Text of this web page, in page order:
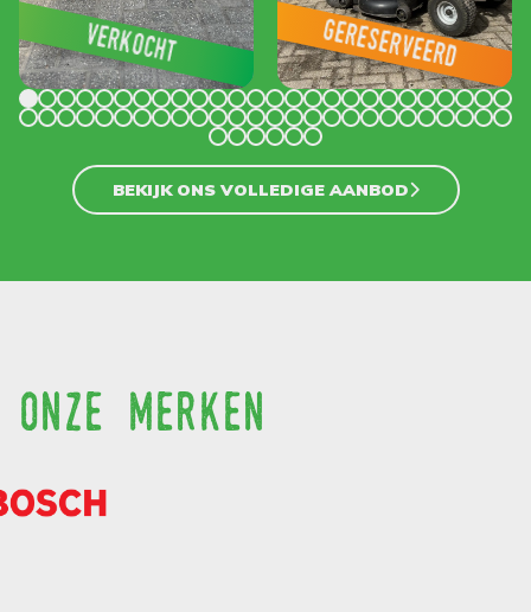
verkocht gereserveerd
BEKIJK ONS VOLLEDIGE AANBOD
onze merken